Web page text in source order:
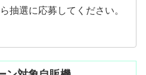
抽選に応募してください。